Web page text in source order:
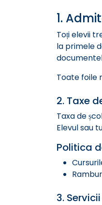
1.
Toți elevii
la primele
Toate foile
2. Taxe
Taxa de
Elevul sau
Politica
3.